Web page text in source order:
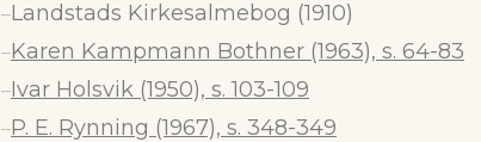
–Landstads Kirkesalmebog (1910)
–Karen Kampmann Bothner (1963), s. 64-83
–Ivar Holsvik (1950), s. 103-109
–P. E. Rynning (1967), s. 348-349